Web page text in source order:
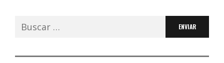
Buscar: